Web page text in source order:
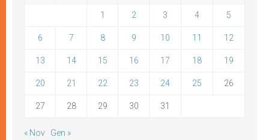
1 2 3 4 5
6 7 8 9 10 11 12
13 14 15 16 17 18 19
20 21 22 23 24 25 26
27 28 29 30 31
« Nov Gen »